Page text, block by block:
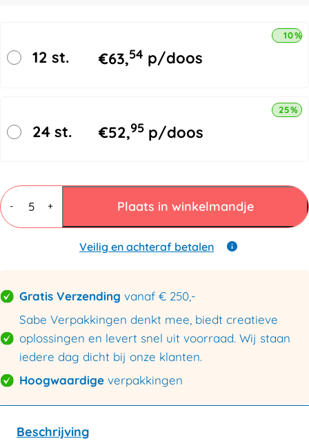
12 st. €63,54 p/doos
10%
24 st. €52,95 p/doos
25%
-
Secure
&
Clean
hoezen
725x840x250mm
+ Plaats in winkelmandje
Veilig en achteraf betalen
Gratis Verzending vanaf € 250,-
Sabe Verpakkingen denkt mee, biedt creatieve
oplossingen en levert snel uit voorraad. Wij staan
iedere dag dicht bij onze klanten.
Hoogwaardige verpakkingen
Beschrijving